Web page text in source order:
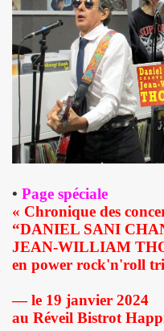
• Page spéciale
« Chronique des
“DANIEL SANI
JEAN-WILLIAM
en power rock'n'roll
— le 19 janvier 2024
au Réveil Bistrot
au 11 fevrier 2019
17 septembre 2018 a
en août 2018 pour
du 29 juin au 8 juillet
Duvall", "39 de fievre") :
("Les rocks les
auteur de huit
fevrier 2018 a Paris.
de MARIE